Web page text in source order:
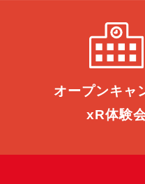
オープンキャ
xR体験